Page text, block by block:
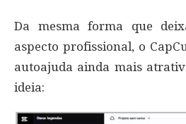
Da mesma forma que
aspecto profissional, o
autoajuda ainda mais
ideia: